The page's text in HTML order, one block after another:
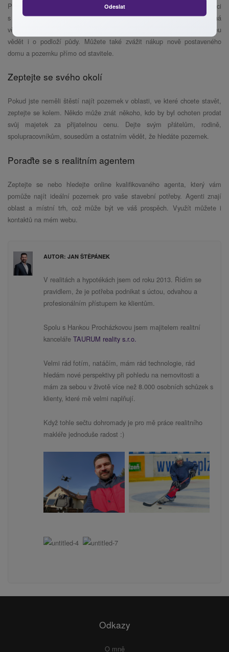
Pokud plánujete výstavbu domu na pozemku, zvažte také konzultaci
s místními staviteli a vyhledejte pozemky v této oblasti. Stavitelé možná
vědí o půdě, která je na prodej, ale není inzerována. Zároveň budou
vědět i o podloží půdy. Můžete také zvážit nákup nově postaveného
domu a pozemku přímo od stavitele.
Zeptejte se svého okolí
Pokud jste neměli štěstí najít pozemek v oblasti, ve které chcete stavět,
zeptejte se kolem. Někdo může znát někoho, kdo by byl ochoten prodat
svůj majetek za přijatelnou cenu. Dejte svým přátelům, rodině,
spolupracovníkům, sousedům a ostatním vědět, že hledáte pozemek.
Poraďte se s realitním agentem
Zeptejte se nebo hledejte online kvalifikovaného agenta, který vám
pomůže najít ideální pozemek pro vaše stavební potřeby. Agenti znají
oblast a místní trh, což může být ve váš prospěch. Využít můžete i
kontaktů na mém webu.
AUTOR: JAN ŠTĚPÁNEK
V realitách a hypotékách jsem od roku 2013. Řídím se
pravidlem, že je potřeba podnikat s úctou, odvahou a
profesionálním přístupem ke klientům.
Spolu s Hankou Procházkovou jsem majitelem realitní
kancelářeTAURUM reality s.r.o.
Velmi rád fotím, natáčím, mám rád technologie, rád
hledám nové perspektivy při pohledu na nemovitosti a
mám za sebou v životě více než 8.000 osobních schůzek s
klienty, které mě velmi naplňují.
Když tohle sečtu dohromady je pro mě práce realitního
makléře jednoduše radost :)
Odkazy
O mně
Odeslat